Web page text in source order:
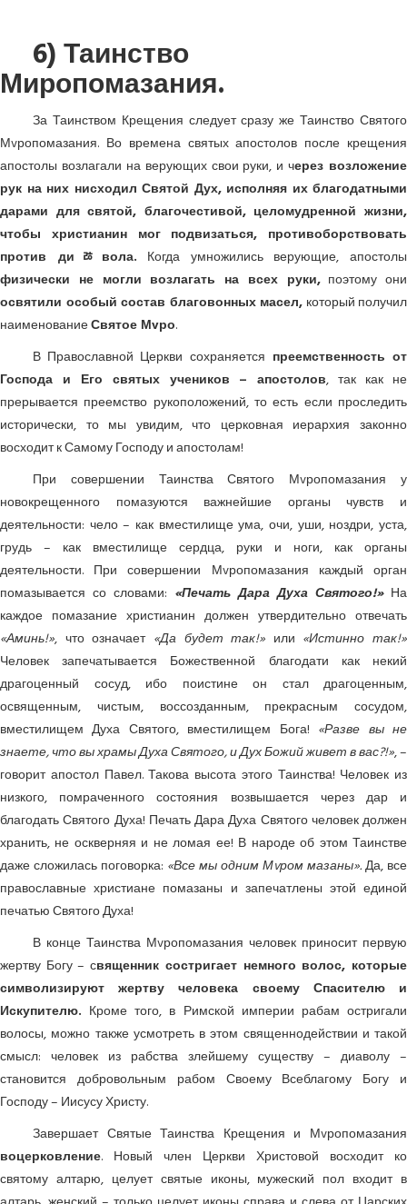
6) Таинство
Миропомазания.
За Таинством Крещения следует сразу же Таинство Святого
Мvропомазания. Во времена святых апостолов после крещения
апостолы возлагали на верующих свои руки, и через возложение
рук на них нисходил Святой Дух, исполняя их благодатными
дарами для святой, благочестивой, целомудренной жизни,
чтобы христианин мог подвизаться, противоборствовать
против диﾰвола. Когда умножились верующие, апостолы
физически не могли возлагать на всех руки,поэтому они
освятили особый состав благовонных масел, который получил
наименованиеСвятое Мvро.
В Православной Церкви сохраняется преемственность от
Господа и Его святых учеников – апостолов, так как не
прерывается преемство рукоположений, то есть если проследить
исторически, то мы увидим, что церковная иерархия законно
восходит к Самому Господу и апостолам!
При совершении Таинства Святого Мvропомазания у
новокрещенного помазуются важнейшие органы чувств и
деятельности: чело – как вместилище ума, очи, уши, ноздри, уста,
грудь – как вместилище сердца, руки и ноги, как органы
деятельности. При совершении Мvропомазания каждый орган
помазывается со словами: «Печать Дара Духа Святого!»На
каждое помазание христианин должен утвердительно отвечать
«Аминь!», что означает «Да будет так!» или «Истинно так!»
Человек запечатывается Божественной благодати как некий
драгоценный сосуд, ибо поистине он стал драгоценным,
освященным, чистым, воссозданным, прекрасным сосудом,
вместилищем Духа Святого, вместилищем Бога! «Разве вы не
знаете, что вы храмы Духа Святого, и Дух Божий живет в вас?!», –
говорит апостол Павел. Такова высота этого Таинства! Человек из
низкого, помраченного состояния возвышается через дар и
благодать Святого Духа! Печать Дара Духа Святого человек должен
хранить, не оскверняя и не ломая ее! В народе об этом Таинстве
даже сложилась поговорка: «Все мы одним Мvром мазаны».Да, все
православные христиане помазаны и запечатлены этой единой
печатью Святого Духа!
В конце Таинства Мvропомазания человек приносит первую
жертву Богу – священник состригает немного волос, которые
символизируют жертву человека своему Спасителю и
Искупителю. Кроме того, в Римской империи рабам остригали
волосы, можно также усмотреть в этом священнодействии и такой
смысл: человек из рабства злейшему существу – диаволу –
становится добровольным рабом Своему Всеблагому Богу и
Господу – Иисусу Христу.
Завершает Святые Таинства Крещения и Мvропомазания
воцерковление. Новый член Церкви Христовой восходит ко
святому алтарю, целует святые иконы, мужеский пол входит в